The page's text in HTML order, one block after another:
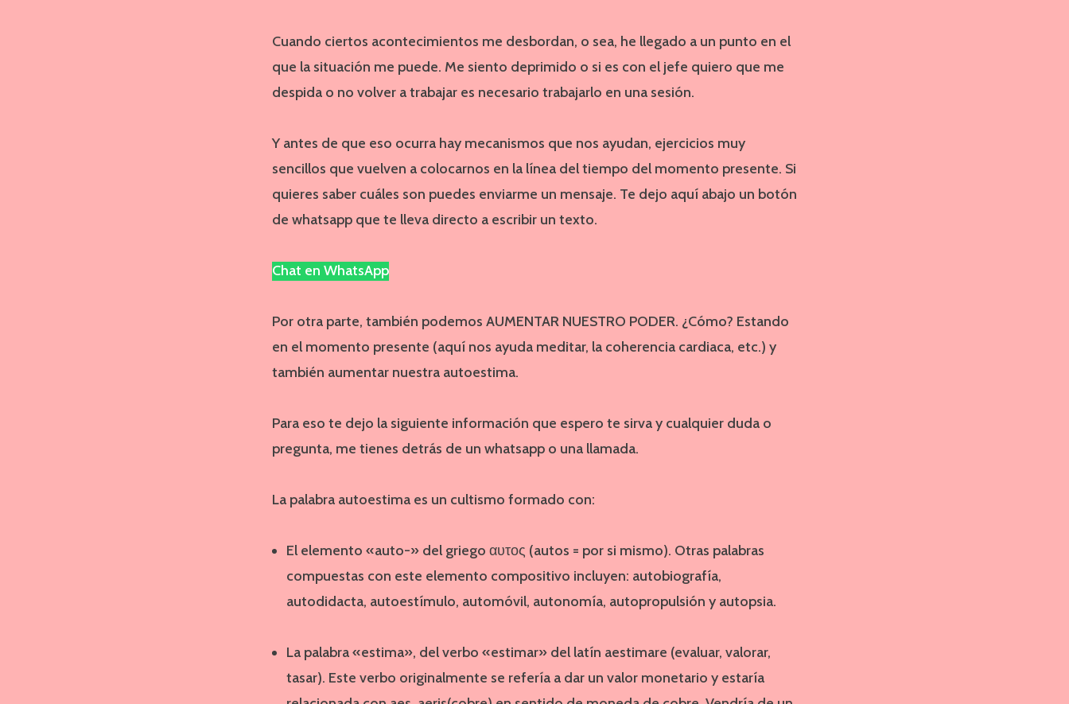
Cuando ciertos acontecimientos me desbordan, o sea, he llegado a un punto en el
que la situación me puede. Me siento deprimido o si es con el jefe quiero que me
despida o no volver a trabajar es necesario trabajarlo en una sesión.
Y antes de que eso ocurra hay mecanismos que nos ayudan, ejercicios muy
sencillos que vuelven a colocarnos en la línea del tiempo del momento presente. Si
quieres saber cuáles son puedes enviarme un mensaje. Te dejo aquí abajo un botón
de whatsapp que te lleva directo a escribir un texto.
Chat en WhatsApp
Por otra parte, también podemos AUMENTAR NUESTRO PODER. ¿Cómo? Estando
en el momento presente (aquí nos ayuda meditar, la coherencia cardiaca, etc.) y
también aumentar nuestra autoestima.
Para eso te dejo la siguiente información que espero te sirva y cualquier duda o
pregunta, me tienes detrás de un whatsapp o una llamada.
La palabra autoestima es un cultismo formado con:
El elemento «auto-» del griego αυτος (autos = por si mismo). Otras palabras
compuestas con este elemento compositivo incluyen: autobiografía,
autodidacta, autoestímulo, automóvil, autonomía, autopropulsión y autopsia.
La palabra «estima», del verbo «estimar» del latín aestimare (evaluar, valorar,
tasar). Este verbo originalmente se refería a dar un valor monetario y estaría